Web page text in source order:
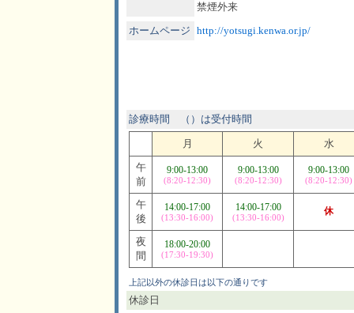
禁煙外来
ホームページ http://yotsugi.kenwa.or.jp/
診療時間 （）は受付時間
月 火
水
午
前
9:00-13:00
(8:20-12:30)
9:00-13:00
(8:20-12:30)
9:00-13:00
(8:20-12:30)
午
後
14:00-17:00
(13:30-16:00)
14:00-17:00
(13:30-16:00)
休
夜
間
18:00-20:00
(17:30-19:30)
上記以外の休診日は以下の通りです
休診日